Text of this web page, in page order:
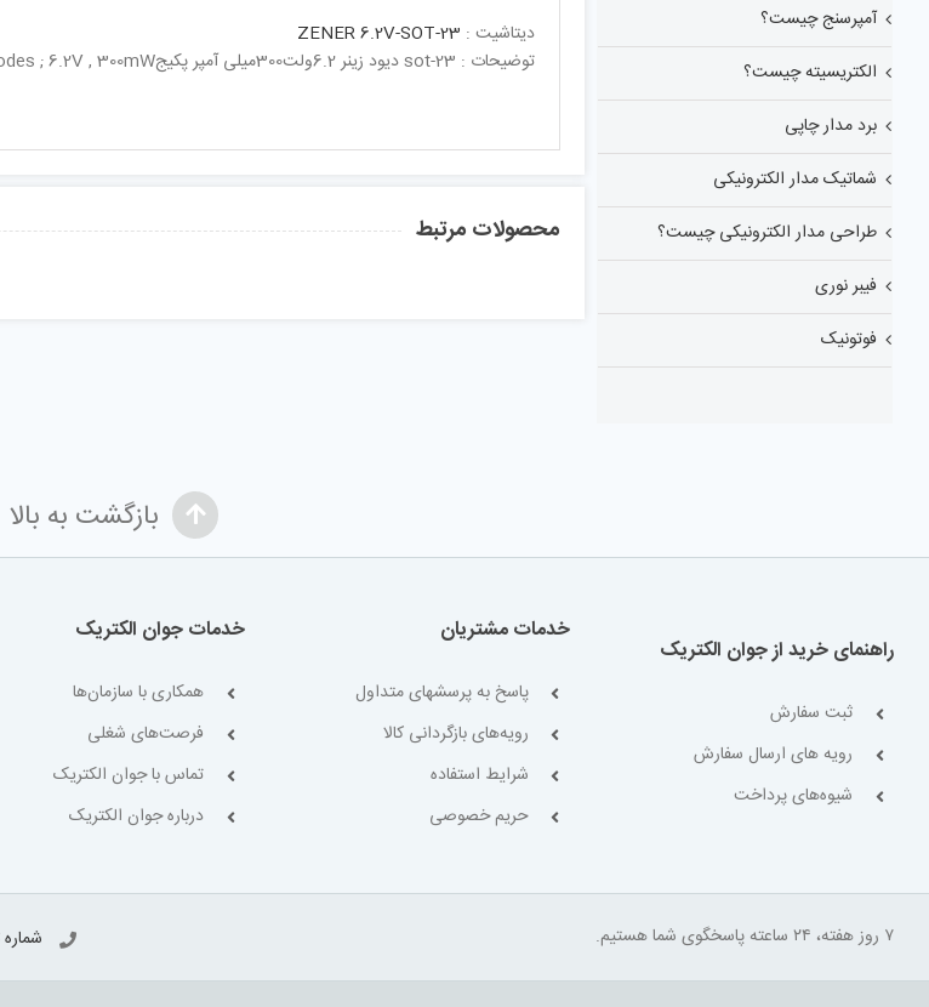
دیتاشیت : ZENER 6.2V-SOT-23
توضیحات : sot-23 دیود زینر 6.2ولت300میلی آمپر پکیجDual Surface Mount Zener Diodes ; 6.2V , 300mW
محصولات مرتبط
آمپرسنج چیست؟
الکتریسیته چیست؟
برد مدار چاپی
شماتیک مدار الکترونیکی
طراحی مدار الکترونیکی چیست؟
فیبر نوری
فوتونیک
بازگشت به بالا
راهنمای خرید از جوان الکتریک
ثبت سفارش
رویه های ارسال سفارش
شیوه‌های پرداخت
خدمات مشتریان
پاسخ به پرسشهای متداول
رویه‌های بازگردانی کالا
شرایط استفاده
حریم خصوصی
خدمات جوان الکتریک
همکاری با سازمان‌ها
فرصت‌های شغلی
تماس با جوان الکتریک
درباره جوان الکتریک
۷ روز هفته، ۲۴ ساعته پاسخگوی شما هستیم.